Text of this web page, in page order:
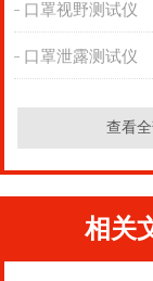
口罩视野测试仪
口罩泄露测试仪
查看
相关